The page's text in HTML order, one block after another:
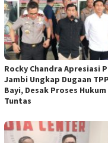
Rocky Chandra Apresiasi
Jambi Ungkap Dugaan
Bayi, Desak Proses Hukum
Tuntas